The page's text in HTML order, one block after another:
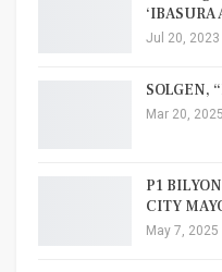
Jul 20, 2023
SOLGEN,
Mar 20, 2025
P1
CITY
May 7, 2025